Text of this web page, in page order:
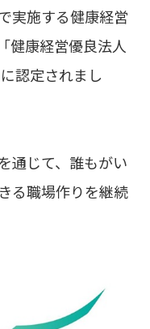
実施する健康経営
健康経営優良法人
認定されまし
通じて、誰もがい
る職場作りを継続